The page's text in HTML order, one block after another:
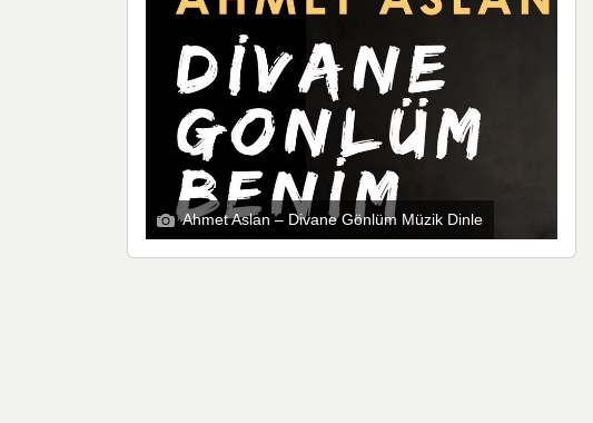
Ahmet Aslan – Divane Gönlüm Müzik Dinle